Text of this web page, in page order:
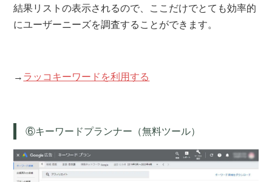
結果リストの表示されるので、ここだけでとても効率的
にユーザーニーズを調査することができます。
→ ラッコキーワードを利用する
⑥キーワードプランナー（無料ツール）